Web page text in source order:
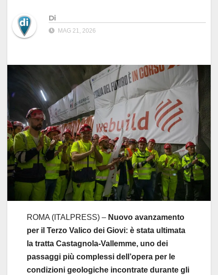
Di
MAG 21, 2026
ROMA (ITALPRESS) – Nuovo avanzamento
per il Terzo Valico dei Giovi: è stata ultimata
la tratta Castagnola-Vallemme, uno dei
passaggi più complessi dell’opera per le
condizioni geologiche incontrate durante gli